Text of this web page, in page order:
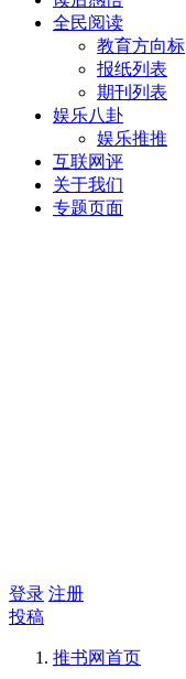
全民阅读
教育方向标
报纸列表
期刊列表
娱乐八卦
娱乐推推
互联网评
关于我们
专题页面
登录 注册
投稿
推书网首页